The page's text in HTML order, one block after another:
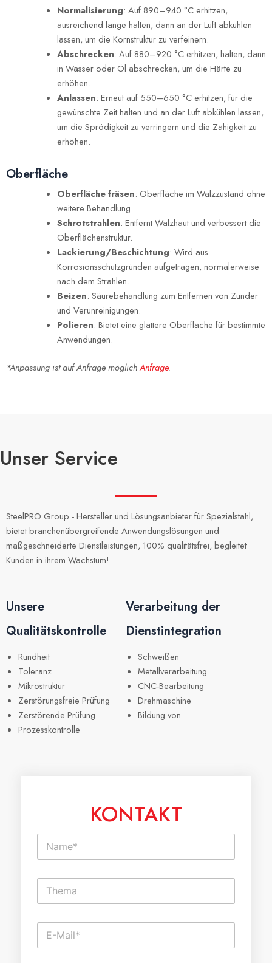
Normalisierung: Auf 890–940 °C erhitzen,
ausreichend lange halten, dann an der Luft abkühlen
lassen, um die Kornstruktur zu verfeinern.
Abschrecken: Auf 880–920 °C erhitzen, halten, dann
in Wasser oder Öl abschrecken, um die Härte zu
erhöhen.
Anlassen: Erneut auf 550–650 °C erhitzen, für die
gewünschte Zeit halten und an der Luft abkühlen lassen,
um die Sprödigkeit zu verringern und die Zähigkeit zu
erhöhen.
Oberfläche
Oberfläche fräsen: Oberfläche im Walzzustand ohne
weitere Behandlung.
Schrotstrahlen: Entfernt Walzhaut und verbessert die
Oberflächenstruktur.
Lackierung/Beschichtung: Wird aus
Korrosionsschutzgründen aufgetragen, normalerweise
nach dem Strahlen.
Beizen: Säurebehandlung zum Entfernen von Zunder
und Verunreinigungen.
Polieren: Bietet eine glattere Oberfläche für bestimmte
Anwendungen.
*Anpassung ist auf Anfrage möglichAnfrage.
Unser Service
SteelPRO Group - Hersteller und Lösungsanbieter für Spezialstahl,
bietet branchenübergreifende Anwendungslösungen und
maßgeschneiderte Dienstleistungen, 100% qualitätsfrei, begleitet
Kunden in ihrem Wachstum!
Unsere
Qualitätskontrolle
Rundheit
Toleranz
Mikrostruktur
Zerstörungsfreie Prüfung
Zerstörende Prüfung
Prozesskontrolle
Verarbeitung der
Dienstintegration
Schweißen
Metallverarbeitung
CNC-Bearbeitung
Drehmaschine
Bildung von
KONTAKT
N
m
E
n
l
E
M